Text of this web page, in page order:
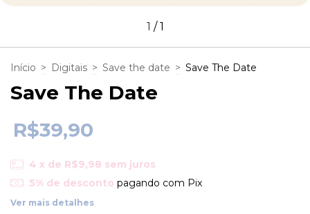
1 /1
Início > Digitais > Save the date > Save The Date
Save The Date
R$39,90
4 x de R$9,98 sem juros
5% de desconto pagando com Pix
Ver mais detalhes